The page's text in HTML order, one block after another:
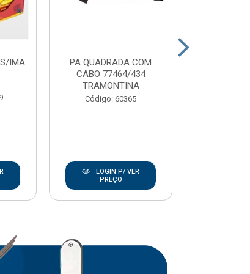
IMA
PA QUADRADA COM
CABO 77464/434
TRAMONTINA
Código: 60365
LOGIN P/ VER
PREÇO